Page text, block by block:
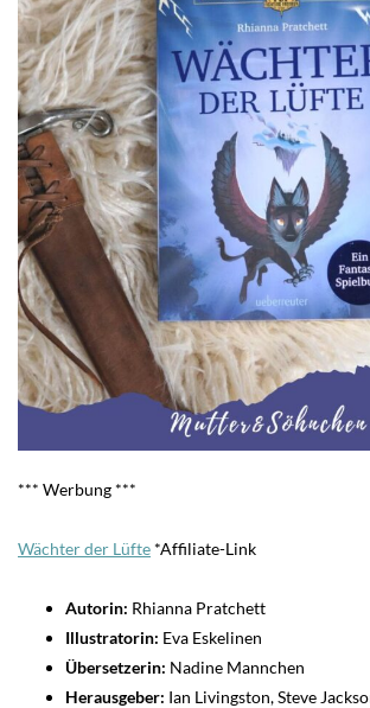
*** Werbung ***
Wächter der Lüfte *Affiliate-Link
Autorin: Rhianna Pratchett
Illustratorin: Eva Eskelinen
Übersetzerin: Nadine Mannchen
Herausgeber: Ian Livingston, Steve